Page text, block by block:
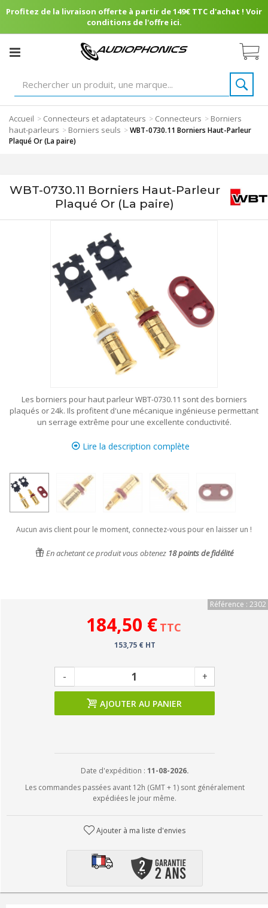
Profitez de la livraison offerte à partir de 149€ TTC d'achat ! Voir
conditions de l'offre ici.
Accueil > Connecteurs et adaptateurs > Connecteurs > Borniers
haut-parleurs > Borniers seuls >WBT-0730.11 Borniers Haut-Parleur
Plaqué Or (La paire)
WBT-0730.11 Borniers Haut-Parleur
Plaqué Or (La paire)
Les borniers pour haut parleur WBT-0730.11 sont des borniers
plaqués or 24k. Ils profitent d'une mécanique ingénieuse permettant
un serrage extrême pour une excellente conductivité.
Lire la description complète
Aucun avis client pour le moment, connectez-vous pour en laisser un !
En achetant ce produit vous obtenez 18points de fidélité
Référence : 2302
184,50 € TTC
153,75 € HT
- +
AJOUTER AU PANIER
Date d'expédition : 11-08-2026.
Les commandes passées avant 12h (GMT + 1) sont généralement
expédiées le jour même.
Ajouter à ma liste d'envies